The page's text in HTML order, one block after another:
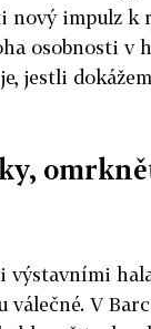
nový impulz k
osobnosti v
jestli
výstavními
V